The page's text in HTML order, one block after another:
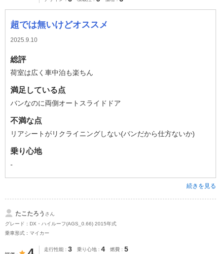
超では無いけどオススメ
2025.9.10
総評
荷室は広く車中泊も楽ちん
満足している点
バンなのに両側オートスライドドア
不満な点
リアシートがリクライニングしない(バンだから仕方ないか)
乗り心地
-
続きを見る
たこたろう さん
グレード：DX・ハイルーフ(AGS_0.66) 2015年式
乗車形式：マイカー
走行性能 3 乗り心地 4 燃費 5